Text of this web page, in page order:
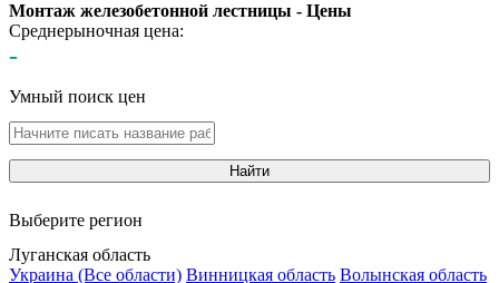
Монтаж железобетонной лестницы - Цены
Среднерыночная цена:
-
Умный поиск цен
Найти
Выберите регион
Луганская область
Украина (Все области) Винницкая область Волынская область